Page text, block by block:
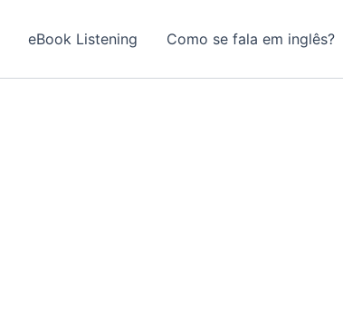
eBook Listening Como se fala em inglês?